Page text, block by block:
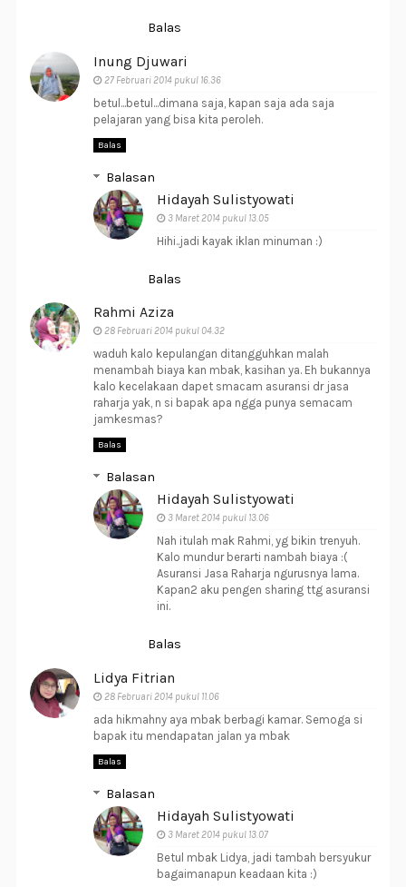
Balas
Inung Djuwari
27 Februari 2014 pukul 16.36
betul...betul...dimana saja, kapan saja ada saja
pelajaran yang bisa kita peroleh.
Balas
Balasan
Hidayah Sulistyowati
3 Maret 2014 pukul 13.05
Hihi..jadi kayak iklan minuman :)
Balas
Rahmi Aziza
28 Februari 2014 pukul 04.32
waduh kalo kepulangan ditangguhkan malah
menambah biaya kan mbak, kasihan ya. Eh bukannya
kalo kecelakaan dapet smacam asuransi dr jasa
raharja yak, n si bapak apa ngga punya semacam
jamkesmas?
Balas
Balasan
Hidayah Sulistyowati
3 Maret 2014 pukul 13.06
Nah itulah mak Rahmi, yg bikin trenyuh.
Kalo mundur berarti nambah biaya :(
Asuransi Jasa Raharja ngurusnya lama.
Kapan2 aku pengen sharing ttg asuransi
ini.
Balas
Lidya Fitrian
28 Februari 2014 pukul 11.06
ada hikmahny aya mbak berbagi kamar. Semoga si
bapak itu mendapatan jalan ya mbak
Balas
Balasan
Hidayah Sulistyowati
3 Maret 2014 pukul 13.07
Betul mbak Lidya, jadi tambah bersyukur
bagaimanapun keadaan kita :)